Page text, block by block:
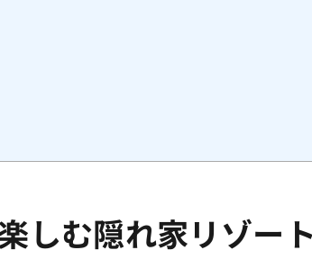
しむ隠れ家リゾー